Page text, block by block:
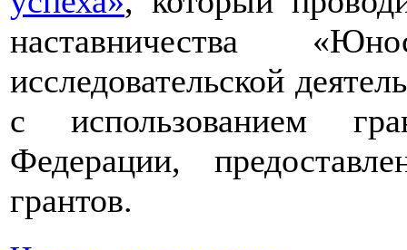
наставничества
исследовательской
с использованием
Федерации,
грантов.